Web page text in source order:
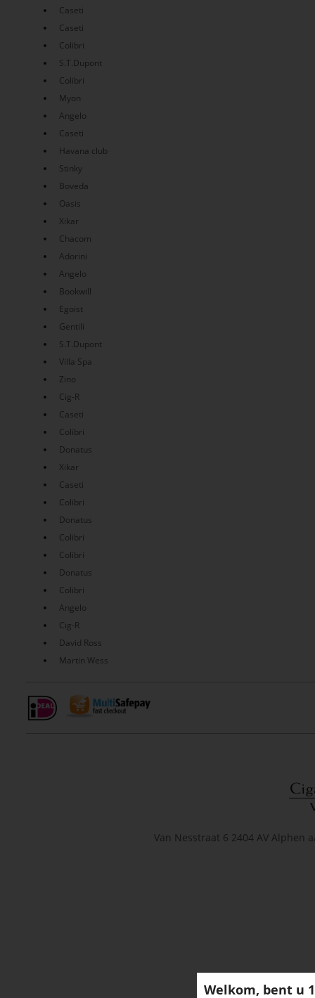
Caseti
Caseti
Colibri
S.T.Dupont
Colibri
Myon
Angelo
Caseti
Havana club
Stinky
Boveda
Oasis
Xikar
Chacom
Adorini
Angelo
Bookwill
Egoist
Gentili
S.T.Dupont
Villa Spa
Zino
Cig-R
Caseti
Colibri
Donatus
Xikar
Caseti
Colibri
Donatus
Colibri
Colibri
Donatus
Colibri
Angelo
Cig-R
David Ross
Martin Wess
Van Nesstraat 6 2404 AV
Welkom, bent u